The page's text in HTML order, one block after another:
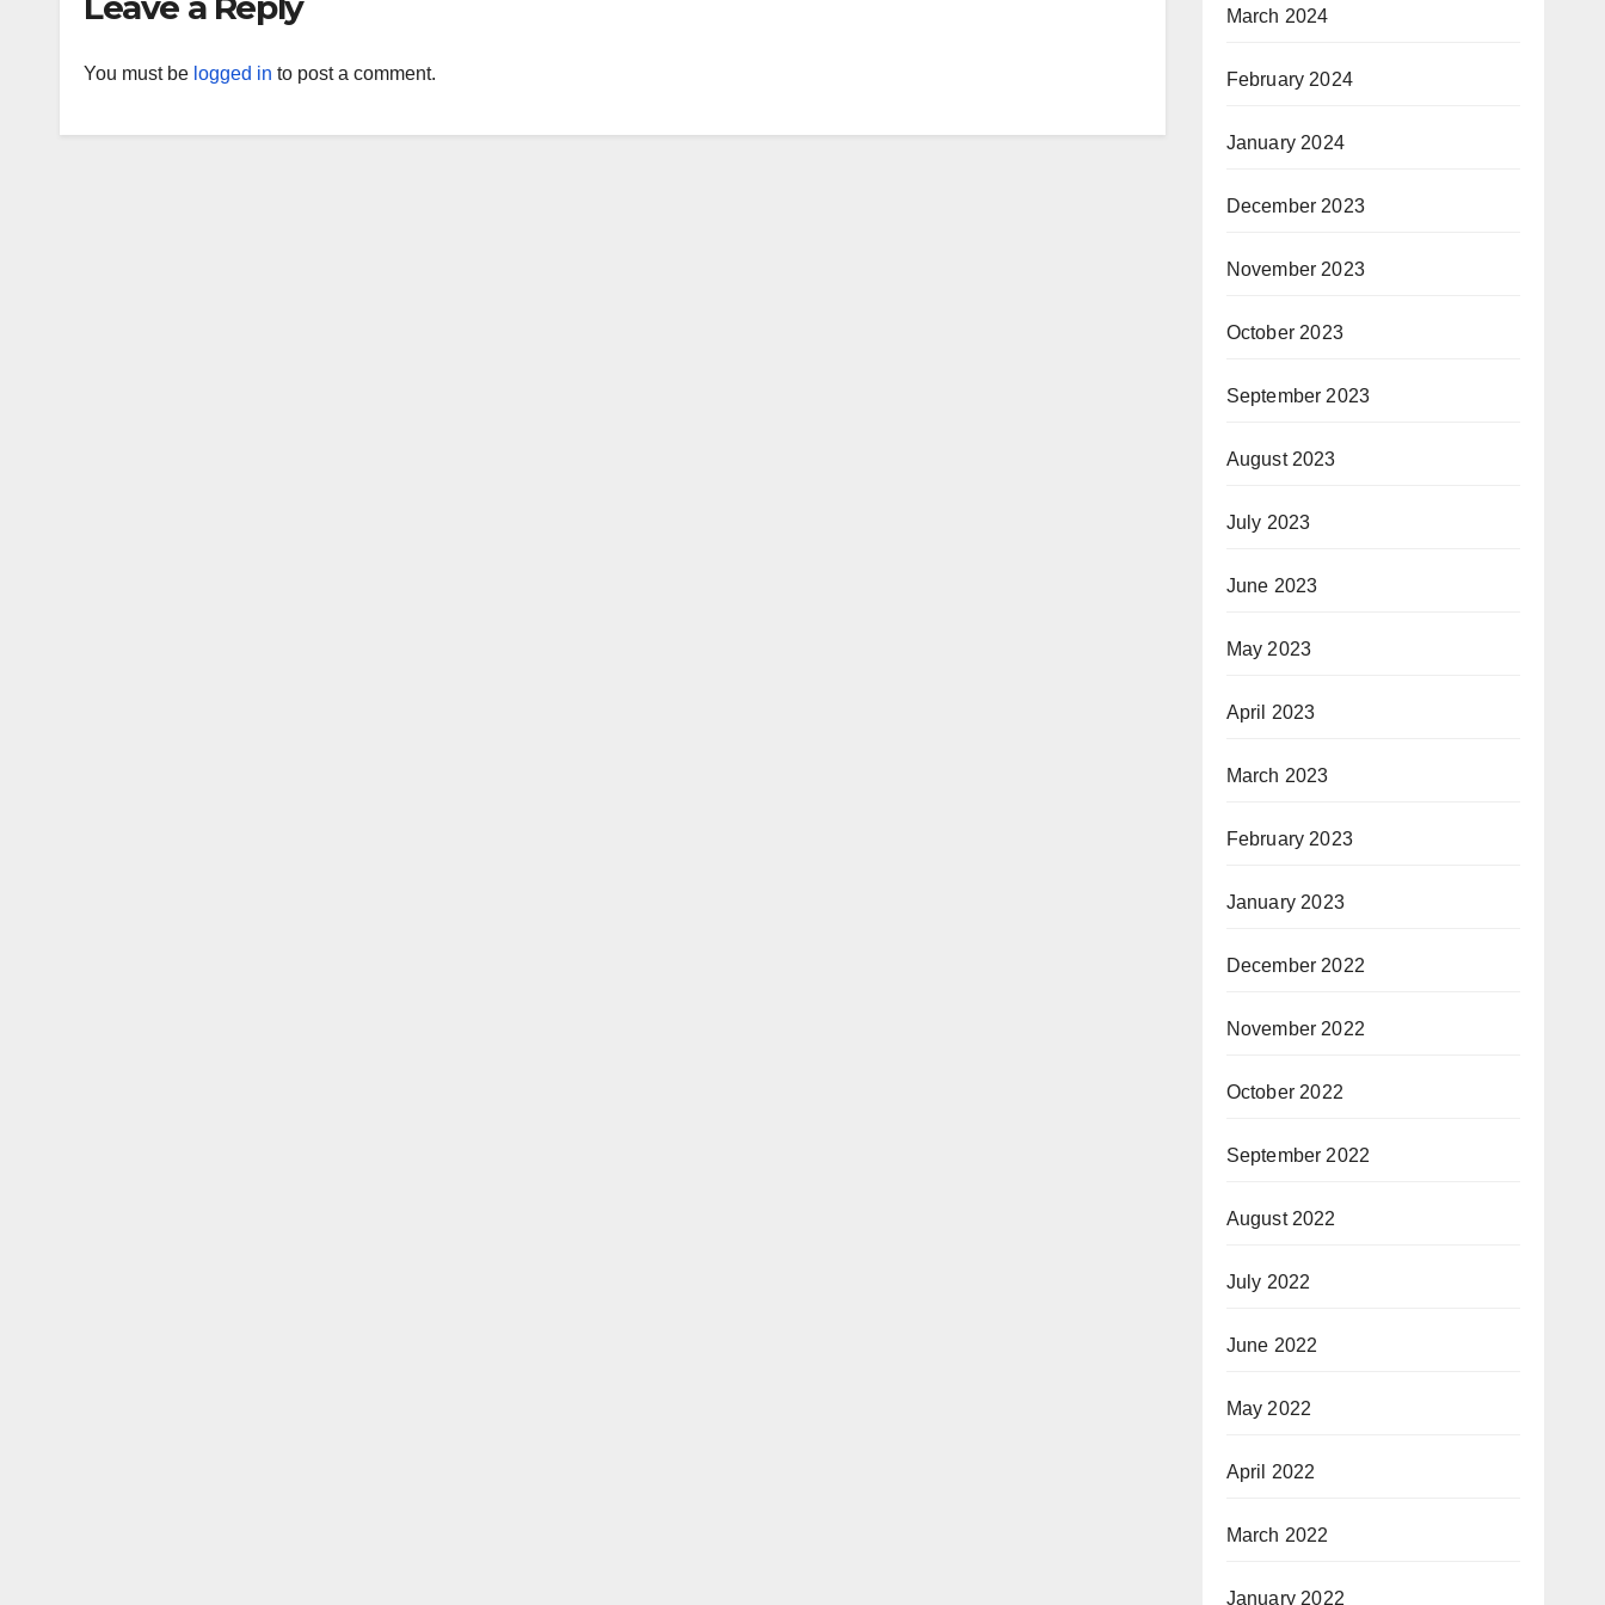
You must be logged in to post a comment.
March 2024
February 2024
January 2024
December 2023
November 2023
October 2023
September 2023
August 2023
July 2023
June 2023
May 2023
April 2023
March 2023
February 2023
January 2023
December 2022
November 2022
October 2022
September 2022
August 2022
July 2022
June 2022
May 2022
April 2022
March 2022
January 2022